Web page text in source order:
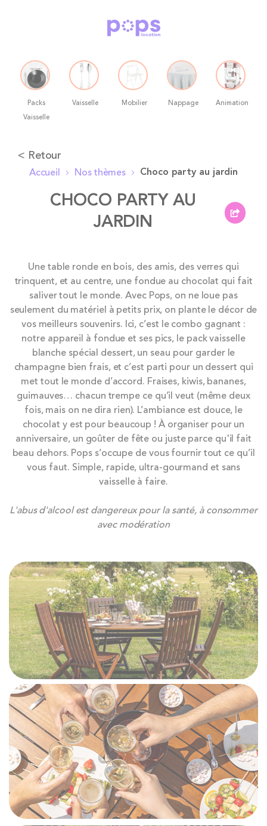
Packs
Vaisselle
Vaisselle Mobilier Nappage Animation
Allez
contenu
< Retour
Accueil Nos thèmes Choco party au jardin
CHOCO PARTY AU
JARDIN
to
end
the
images
gallery
Une table ronde en bois, des amis, des verres qui
trinquent, et au centre, une fondue au chocolat qui fait
saliver tout le monde. Avec Pops, on ne loue pas
seulement du matériel à petits prix, on plante le décor de
vos meilleurs souvenirs. Ici, c’est le combo gagnant :
notre appareil à fondue et ses pics, le pack vaisselle
blanche spécial dessert, un seau pour garder le
champagne bien frais, et c’est parti pour un dessert qui
met tout le monde d’accord. Fraises, kiwis, bananes,
guimauves… chacun trempe ce qu’il veut (même deux
fois, mais on ne dira rien). L’ambiance est douce, le
chocolat y est pour beaucoup ! À organiser pour un
anniversaire, un goûter de fête ou juste parce qu'il fait
beau dehors. Pops s’occupe de vous fournir tout ce qu’il
vous faut. Simple, rapide, ultra-gourmand et sans
vaisselle à faire.
L'abus d'alcool est dangereux pour la santé, à consommer
avec modération